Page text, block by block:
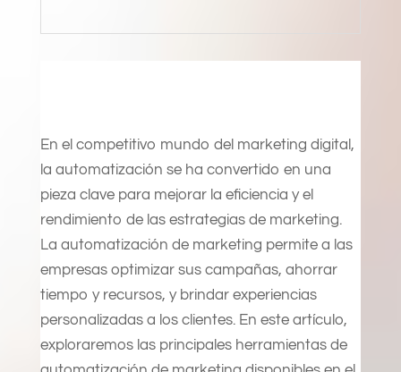
En el competitivo mundo del marketing digital,
la automatización se ha convertido en una
pieza clave para mejorar la eficiencia y el
rendimiento de las estrategias de marketing.
La automatización de marketing permite a las
empresas optimizar sus campañas, ahorrar
tiempo y recursos, y brindar experiencias
personalizadas a los clientes. En este artículo,
exploraremos las principales herramientas de